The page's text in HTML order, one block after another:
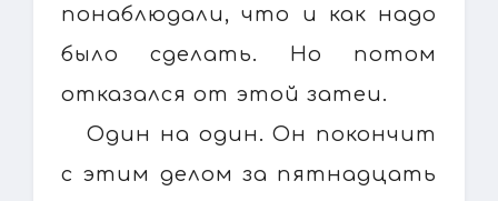
понаблюдали, что и как надо
было сделать. Но потом
отказался от этой затеи.
Один на один. Он покончит
с этим делом за пятнадцать